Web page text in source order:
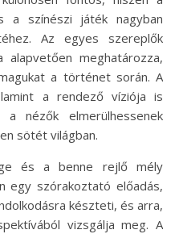
a színészi játék nagyban
Az egyes szereplők
meghatározza,
a történet során. A
a rendező víziója is
nézők elmerülhessenek
sötét világban.
és a benne rejlő mély
egy szórakoztató előadás,
készteti, és arra,
vizsgálja meg. A